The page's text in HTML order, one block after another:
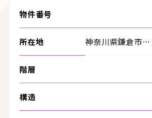
物件番号
所在地 神奈川県鎌倉市…
階層
構造